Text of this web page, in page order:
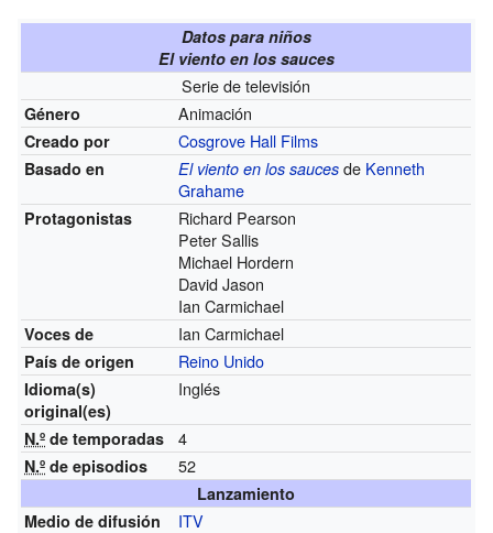
Datos para niños
El viento en los sauces
Serie de televisión
Género Animación
Creado por Cosgrove Hall Films
Basado en El viento en los sauces de Kenneth
Grahame
Protagonistas
Richard Pearson
Peter Sallis
Michael Hordern
David Jason
Ian Carmichael
Voces de Ian Carmichael
País de origen Reino Unido
Idioma(s)
original(es)
Inglés
N.º de temporadas 4
N.º de episodios 52
Lanzamiento
Medio de difusión
ITV